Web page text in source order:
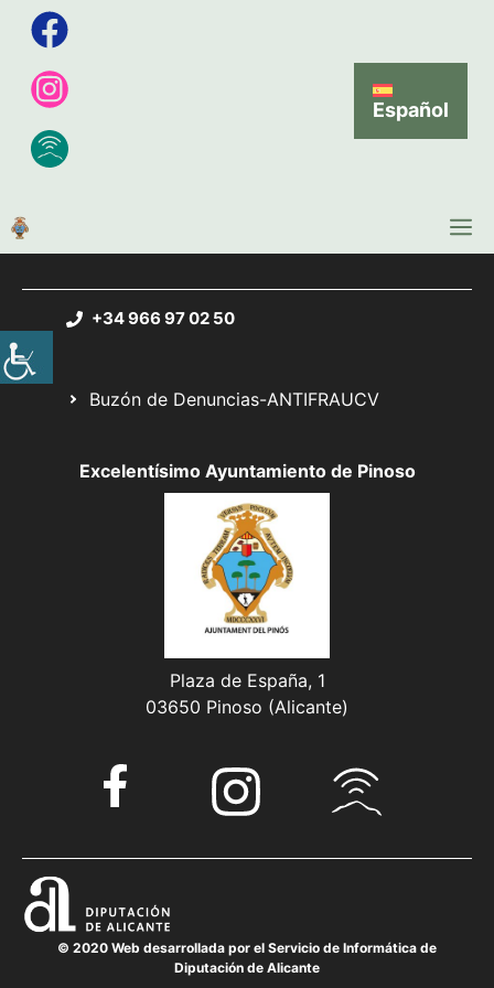
Español
+34 966 97 02 50
Buzón de Denuncias-ANTIFRAUCV
Excelentísimo Ayuntamiento de Pinoso
Plaza de España, 1
03650 Pinoso (Alicante)
© 2020 Web desarrollada por el Servicio de Informática de
Diputación de Alicante